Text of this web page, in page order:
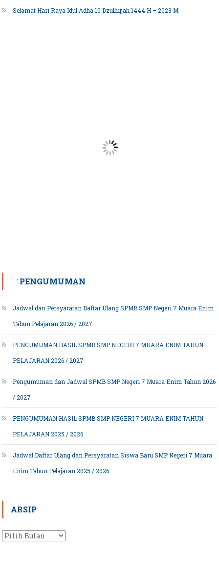
Selamat Hari Raya Idul Adha 10 Dzulhijjah 1444 H – 2023 M
PENGUMUMAN
Jadwal dan Persyaratan Daftar Ulang SPMB SMP Negeri 7 Muara Enim
Tahun Pelajaran 2026 / 2027
PENGUMUMAN HASIL SPMB SMP NEGERI 7 MUARA ENIM TAHUN
PELAJARAN 2026 / 2027
Pengumuman dan Jadwal SPMB SMP Negeri 7 Muara Enim Tahun 2026
/ 2027
PENGUMUMAN HASIL SPMB SMP NEGERI 7 MUARA ENIM TAHUN
PELAJARAN 2025 / 2026
Jadwal Daftar Ulang dan Persyaratan Siswa Baru SMP Negeri 7 Muara
Enim Tahun Pelajaran 2025 / 2026
ARSIP
Arsip